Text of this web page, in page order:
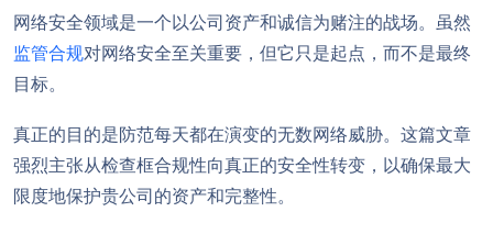
网络安全领域是一个以公司资产和诚信为赌注的战场。虽然
监管合规对网络安全至关重要，但它只是起点，而不是最终
目标。
真正的目的是防范每天都在演变的无数网络威胁。这篇文章
强烈主张从检查框合规性向真正的安全性转变，以确保最大
限度地保护贵公司的资产和完整性。